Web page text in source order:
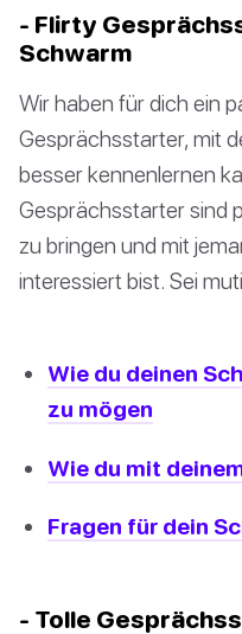
- Flirty
Schwarm
Wir haben für dich ein
Gesprächsstarter, mit
besser kennenlernen
Gesprächsstarter sind
zu bringen und mit
interessiert bist. Sei
Wie du deinen
zu mögen
Wie du mit
Fragen für dein
- Tolle